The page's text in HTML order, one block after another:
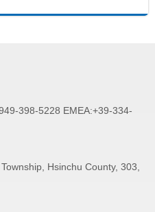
398-5228 EMEA:+39-334-
Hsinchu County, 303,